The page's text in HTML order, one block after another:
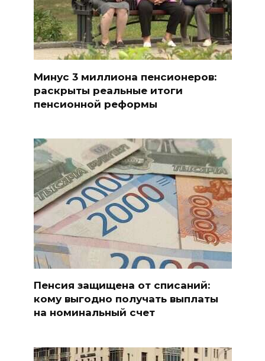
Минус 3 миллиона пенсионеров:
раскрыты реальные итоги
пенсионной реформы
Пенсия защищена от списаний:
кому выгодно получать выплаты
на номинальный счет